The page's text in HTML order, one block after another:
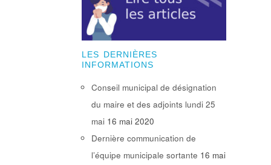
LES DERNIÈRES
INFORMATIONS
Conseil municipal de désignation
du maire et des adjoints lundi 25
mai 16 mai 2020
Dernière communication de
l’équipe municipale sortante 16 mai